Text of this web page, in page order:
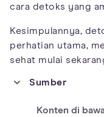
cara detoks yang
Kesimpulannya,
perhatian utama,
sehat mulai
Sumber
https://
Konten di